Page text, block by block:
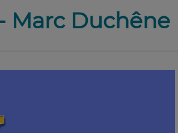
Marc Duchêne